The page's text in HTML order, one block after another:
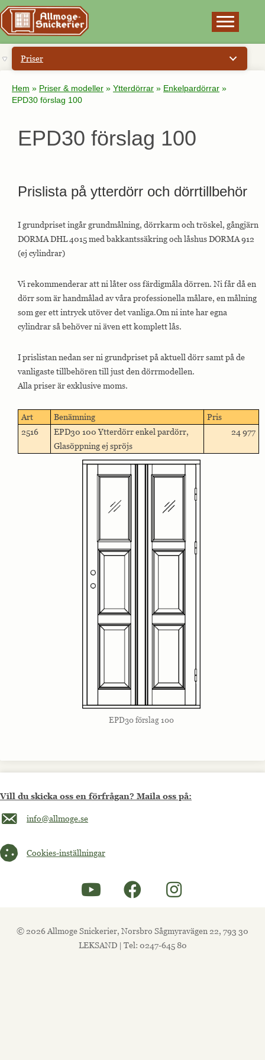
Priser
Hem » Priser & modeller » Ytterdörrar » Enkelpardörrar »
EPD30 förslag 100
EPD30 förslag 100
Prislista på ytterdörr och dörrtillbehör
I grundpriset ingår grundmålning, dörrkarm och tröskel, gångjärn
DORMA DHL 4015 med bakkantssäkring och låshus DORMA 912
(ej cylindrar)
Vi rekommenderar att ni låter oss färdigmåla dörren. Ni får då en
dörr som är handmålad av våra professionella målare, en målning
som ger ett intryck utöver det vanliga.Om ni inte har egna
cylindrar så behöver ni även ett komplett lås.
I prislistan nedan ser ni grundpriset på aktuell dörr samt på de
vanligaste tillbehören till just den dörrmodellen.
Alla priser är exklusive moms.
Art Benämning
Pris
2516
EPD30 100 Ytterdörr enkel pardörr,
Glasöppning ej spröjs
24 977
EPD30 förslag 100
Vill du skicka oss en förfrågan? Maila oss på:
Maila oss på info@allmoge.se
info@allmoge.se
Cookies-inställningar
Cookies-inställningar
© 2026 Allmoge Snickerier, Norsbro Sågmyravägen 22, 793 30
LEKSAND | Tel: 0247-645 80